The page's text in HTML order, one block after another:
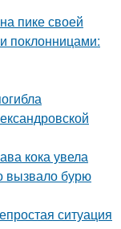
пике своей
поклонницами:
кока увела
вызвало бурю
ситуация